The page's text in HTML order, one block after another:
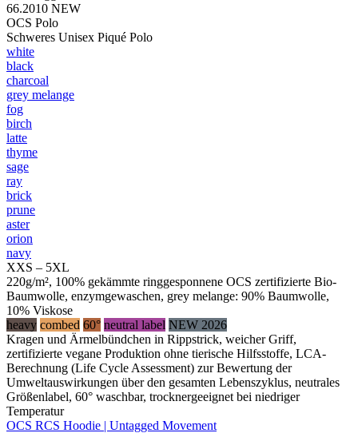
66.2010 NEW
OCS Polo
Schweres Unisex Piqué Polo
white
black
charcoal
grey melange
fog
birch
latte
thyme
sage
ray
brick
prune
aster
orion
navy
XXS – 5XL
220g/m², 100% gekämmte ringgesponnene OCS zertifizierte Bio-
Baumwolle, enzymgewaschen, grey melange: 90% Baumwolle,
10% Viskose
heavy combed 60° neutral label NEW 2026
Kragen und Ärmelbündchen in Rippstrick, weicher Griff,
zertifizierte vegane Produktion ohne tierische Hilfsstoffe, LCA-
Berechnung (Life Cycle Assessment) zur Bewertung der
Umweltauswirkungen über den gesamten Lebenszyklus, neutrales
Größenlabel, 60° waschbar, trocknergeeignet bei niedriger
Temperatur
OCS RCS Hoodie | Untagged Movement